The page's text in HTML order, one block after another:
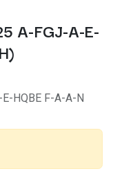
A-FGJ-A-E-
HQBE F-A-A-N